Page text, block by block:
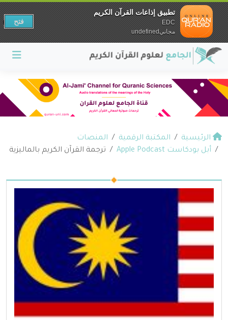
الرئيسية المكتبة الرقمية
المنصات
أبل بودكاست Apple Podcast
ترجمة القرآن الكريم بالماليزية
تطبيق إذاعات القرآن الكريم
EDC
مجانيundefined
فتح